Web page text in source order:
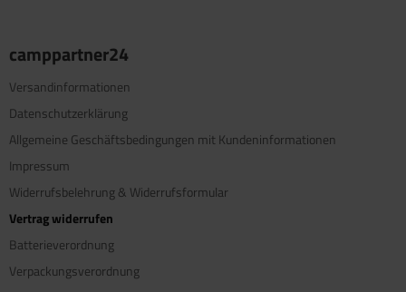
camppartner24
Versandinformationen
Datenschutzerklärung
Allgemeine Geschäftsbedingungen mit Kundeninformationen
Impressum
Widerrufsbelehrung & Widerrufsformular
Vertrag widerrufen
Batterieverordnung
Verpackungsverordnung